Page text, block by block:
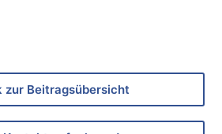
zur Beitragsübersicht